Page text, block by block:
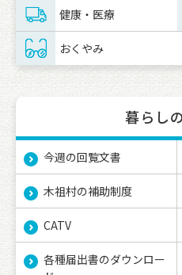
健康・医療
おくやみ
暮らし
今週の回覧文書
木祖村の補助制度
CATV
各種届出書のダウンロー